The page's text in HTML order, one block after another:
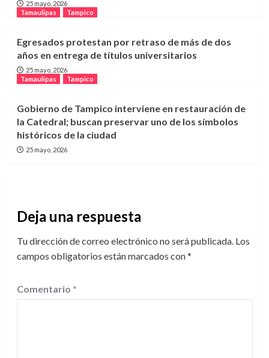
25 mayo, 2026
Tamaulipas
Tampico
Egresados protestan por retraso de más de dos
años en entrega de títulos universitarios
25 mayo, 2026
Tamaulipas
Tampico
Gobierno de Tampico interviene en restauración de
la Catedral; buscan preservar uno de los símbolos
históricos de la ciudad
25 mayo, 2026
Deja una respuesta
Tu dirección de correo electrónico no será publicada. Los
campos obligatorios están marcados con*
Comentario *